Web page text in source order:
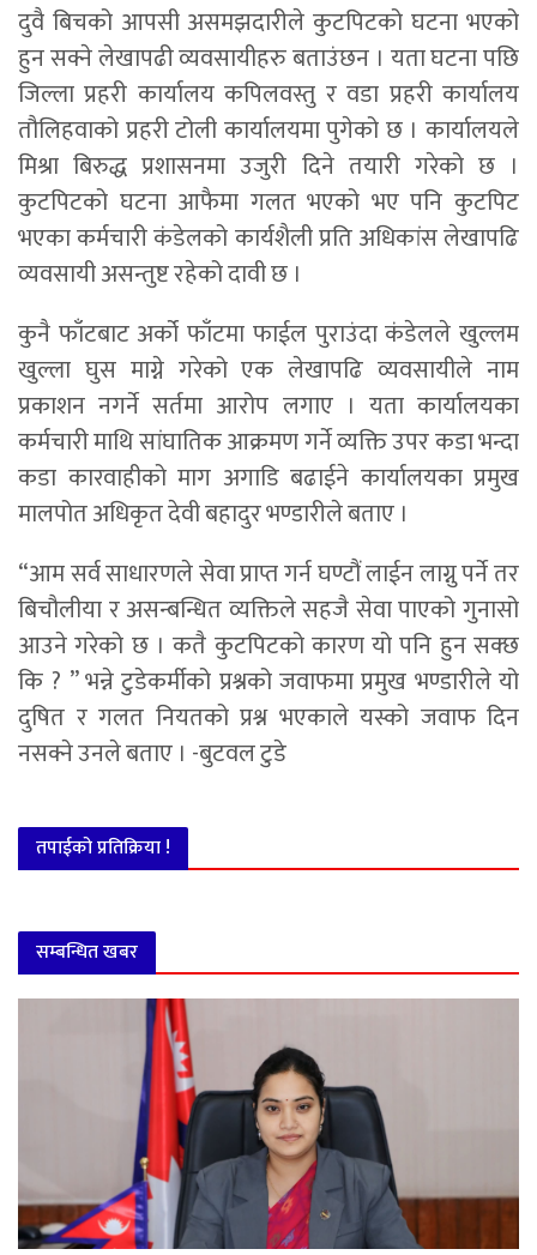
दुवै बिचको आपसी असमझदारीले कुटपिटको घटना भएको
हुन सक्ने लेखापढी व्यवसायीहरु बताउंछन । यता घटना पछि
जिल्ला प्रहरी कार्यालय कपिलवस्तु र वडा प्रहरी कार्यालय
तौलिहवाको प्रहरी टोली कार्यालयमा पुगेको छ । कार्यालयले
मिश्रा बिरुद्ध प्रशासनमा उजुरी दिने तयारी गरेको छ ।
कुटपिटको घटना आफैमा गलत भएको भए पनि कुटपिट
भएका कर्मचारी कंडेलको कार्यशैली प्रति अधिकांस लेखापढि
व्यवसायी असन्तुष्ट रहेको दावी छ ।
कुनै फाँटबाट अर्को फाँटमा फाईल पुराउंदा कंडेलले खुल्लम
खुल्ला घुस माग्ने गरेको एक लेखापढि व्यवसायीले नाम
प्रकाशन नगर्ने सर्तमा आरोप लगाए । यता कार्यालयका
कर्मचारी माथि सांघातिक आक्रमण गर्ने व्यक्ति उपर कडा भन्दा
कडा कारवाहीको माग अगाडि बढाईने कार्यालयका प्रमुख
मालपोत अधिकृत देवी बहादुर भण्डारीले बताए ।
“आम सर्व साधारणले सेवा प्राप्त गर्न घण्टौं लाईन लाग्नु पर्ने तर
बिचौलीया र असन्बन्धित व्यक्तिले सहजै सेवा पाएको गुनासो
आउने गरेको छ । कतै कुटपिटको कारण यो पनि हुन सक्छ
कि ? ” भन्ने टुडेकर्मीको प्रश्नको जवाफमा प्रमुख भण्डारीले यो
दुषित र गलत नियतको प्रश्न भएकाले यस्को जवाफ दिन
नसक्ने उनले बताए । -बुटवल टुडे
तपाईको प्रतिक्रिया !
सम्बन्धित खबर